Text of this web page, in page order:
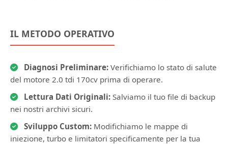
IL METODO OPERATIVO
Diagnosi Preliminare: Verifichiamo lo stato di salute
del motore 2.0 tdi 170cv prima di operare.
Lettura Dati Originali: Salviamo il tuo file di backup
nei nostri archivi sicuri.
Sviluppo Custom: Modifichiamo le mappe di
iniezione, turbo e limitatori specificamente per la tua